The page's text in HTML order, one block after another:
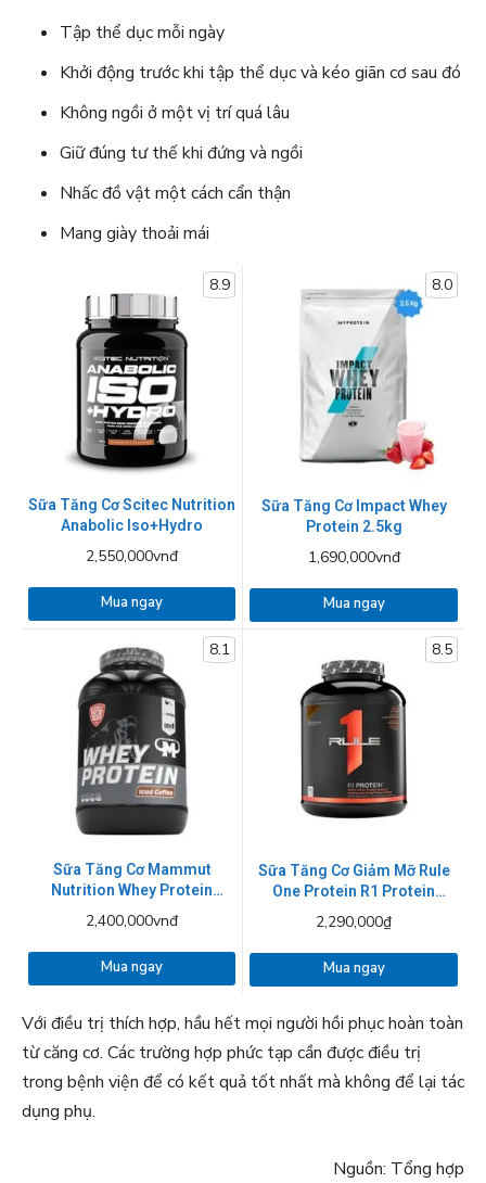
Tập thể dục mỗi ngày
Khởi động trước khi tập thể dục và kéo giãn cơ sau đó
Không ngồi ở một vị trí quá lâu
Giữ đúng tư thế khi đứng và ngồi
Nhấc đồ vật một cách cẩn thận
Mang giày thoải mái
8.9
Sữa Tăng Cơ Scitec Nutrition
Anabolic Iso+Hydro
2,550,000vnđ
Mua ngay
8.0
Sữa Tăng Cơ Impact Whey
Protein 2.5kg
1,690,000vnđ
Mua ngay
8.1
Sữa Tăng Cơ Mammut
Nutrition Whey Protein
2,400,000vnđ
Mua ngay
8.5
Sữa Tăng Cơ Giảm Mỡ Rule
One Protein R1 Protein
2,290,000₫
Mua ngay
Với điều trị thích hợp, hầu hết mọi người hồi phục hoàn toàn
từ căng cơ. Các trường hợp phức tạp cần được điều trị
trong bệnh viện để có kết quả tốt nhất mà không để lại tác
dụng phụ.
Nguồn: Tổng hợp